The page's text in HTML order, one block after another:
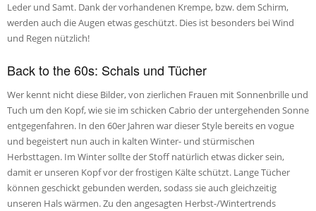
Leder und Samt. Dank der vorhandenen Krempe, bzw. dem Schirm,
werden auch die Augen etwas geschützt. Dies ist besonders bei Wind
und Regen nützlich!
Back to the 60s: Schals und Tücher
Wer kennt nicht diese Bilder, von zierlichen Frauen mit Sonnenbrille und
Tuch um den Kopf, wie sie im schicken Cabrio der untergehenden Sonne
entgegenfahren. In den 60er Jahren war dieser Style bereits en vogue
und begeistert nun auch in kalten Winter- und stürmischen
Herbsttagen. ­­­Im Winter sollte der Stoff natürlich etwas dicker sein,
damit er unseren Kopf vor der frostigen Kälte schützt. Lange Tücher
können geschickt gebunden werden, sodass sie auch gleichzeitig
unseren Hals wärmen. Zu den angesagten Herbst-/Wintertrends